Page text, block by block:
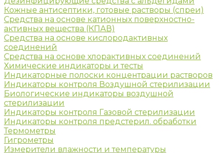
Кожные антисептики, готовые растворы (спреи)
Средства на основе катионных поверхностно-
активных вещества (КПАВ)
Средства на основе кислородактивных
соединений
Средства на основе хлорактивных соединений
Химические индикаторы и тесты
Индикаторные полоски концентрации растворов
Индикаторы контроля Воздушной стерилизации
Биологические индикаторы воздушной
стерилизации
Индикаторы контроля Газовой стерилизации
Индикаторы контроля предстерил. обработки
Термометры
Гигрометры
Измерители влажности и температуры